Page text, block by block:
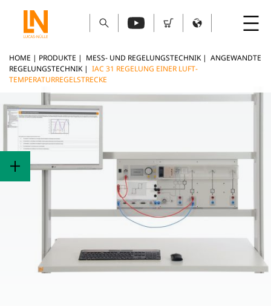
HOME | PRODUKTE | MESS- UND REGELUNGSTECHNIK | ANGEWANDTE
REGELUNGSTECHNIK | IAC 31 REGELUNG EINER LUFT-
TEMPERATURREGELSTRECKE